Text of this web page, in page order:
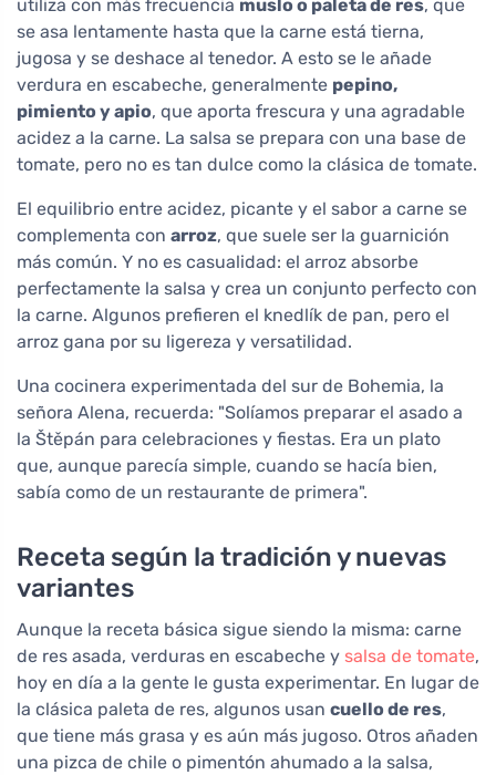
utiliza con más frecuencia muslo o paleta de res, que
se asa lentamente hasta que la carne está tierna,
jugosa y se deshace al tenedor. A esto se le añade
verdura en escabeche, generalmente pepino,
pimiento y apio, que aporta frescura y una agradable
acidez a la carne. La salsa se prepara con una base de
tomate, pero no es tan dulce como la clásica de tomate.
El equilibrio entre acidez, picante y el sabor a carne se
complementa con arroz, que suele ser la guarnición
más común. Y no es casualidad: el arroz absorbe
perfectamente la salsa y crea un conjunto perfecto con
la carne. Algunos prefieren el knedlík de pan, pero el
arroz gana por su ligereza y versatilidad.
Una cocinera experimentada del sur de Bohemia, la
señora Alena, recuerda: "Solíamos preparar el asado a
la Štěpán para celebraciones y fiestas. Era un plato
que, aunque parecía simple, cuando se hacía bien,
sabía como de un restaurante de primera".
Receta según la tradición y nuevas
variantes
Aunque la receta básica sigue siendo la misma: carne
de res asada, verduras en escabeche y salsa de tomate,
hoy en día a la gente le gusta experimentar. En lugar de
la clásica paleta de res, algunos usan cuello de res,
que tiene más grasa y es aún más jugoso. Otros añaden
una pizca de chile o pimentón ahumado a la salsa,